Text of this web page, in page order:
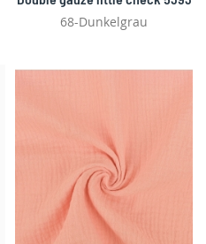
68-Dunkelgrau